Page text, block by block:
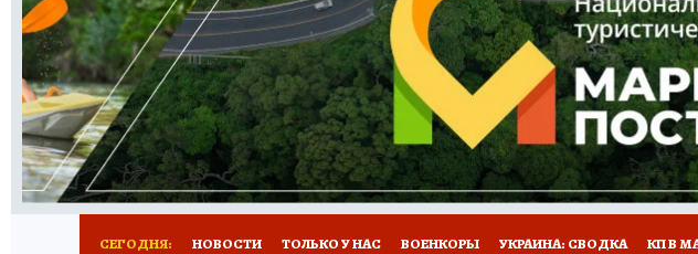
ПРЕСС-ЦЕНТР НЕДВИЖИМОСТЬ ТЕЛЕВИЗОР КОЛЛЕКЦИИ
РАДИО КП РЕКЛАМА ТЕСТЫ НОВОЕ НА САЙТЕ
СЕГОДНЯ: НОВОСТИ ТОЛЬКО У НАС ВОЕНКОРЫ УКРАИНА: СВОДКА КП В